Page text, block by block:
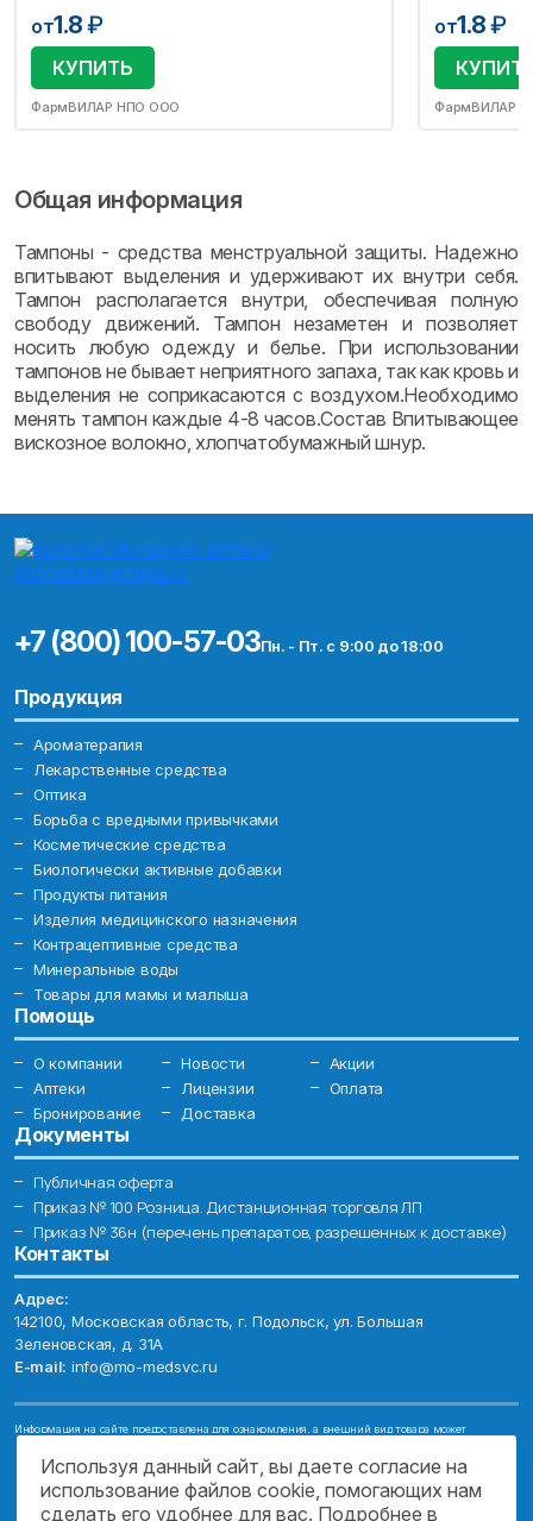
от1.8₽
КУПИТЬ
ФармВИЛАР НПО ООО
от1.8₽
ФармВИЛАР
Общая информация
Тампоны - средства менструальной защиты. Надежно
впитывают выделения и удерживают их внутри себя.
Тампон располагается внутри, обеспечивая полную
свободу движений. Тампон незаметен и позволяет
носить любую одежду и белье. При использовании
тампонов не бывает неприятного запаха, так как кровь и
выделения не соприкасаются с воздухом.Необходимо
менять тампон каждые 4-8 часов.Состав Впитывающее
вискозное волокно, хлопчатобумажный шнур.
+7 (800) 100-57-03Пн. - Пт. с 9:00 до 18:00
Продукция
Ароматерапия
Лекарственные средства
Оптика
Борьба с вредными привычками
Косметические средства
Биологически активные добавки
Продукты питания
Изделия медицинского назначения
Контрацептивные средства
Минеральные воды
Товары для мамы и малыша
Помощь
О компании Новости
Акции
Аптеки
Лицензии
Оплата
Бронирование
Доставка
Документы
Публичная оферта
Приказ № 100 Розница. Дистанционная торговля ЛП
Приказ № 36н (перечень препаратов, разрешенных к доставке)
Контакты
Адрес:
142100, Московская область, г. Подольск, ул. Большая
Зеленовская, д. 31А
E-mail: info@mo-medsvc.ru
Информация на сайте предоставлена для ознакомления, а внешний вид товара может
Имеются противопоказания, проконсультируйтесь со специалистом!
© 2026. ГОСУДАРСТВЕННОЕ БЮДЖЕТНОЕ УЧРЕЖДЕНИЕ МОСКОВСКОЙ
ОБЛАСТИ "МОСОБЛМЕДСЕРВИС"
Используя данный сайт, вы даете согласие на
использование файлов cookie, помогающих нам
сделать его удобнее для вас. Подробнее в